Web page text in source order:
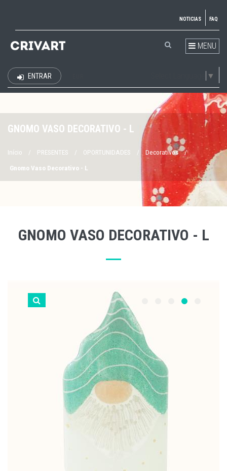
NOTICIAS FAQ
MENU
▼
ENTRAR
GNOMO VASO DECORATIVO - L
Início / PRESENTES / OPORTUNIDADES / Decorativos /
Gnomo Vaso Decorativo - L
GNOMO VASO DECORATIVO - L